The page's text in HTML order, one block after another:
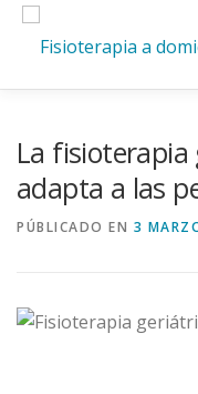
La
adapta a las
PÚBLICADO EN 3